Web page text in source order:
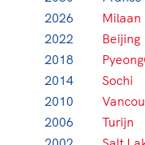
2026
Milaan
2022
Beijing
2018
2014
Sochi
2010
2006
Turijn